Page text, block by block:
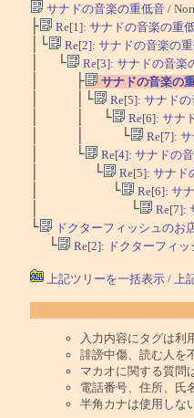
サナドの音楽の重低音/
├ Re[1]: サナドの音楽の重
│└ Re[2]: サナドの音楽の
│ └ Re[3]: サナドの音楽
│ ├ サナドの音楽の
│ │└ Re[5]: サナド
│ │ └ Re[6]: サナ
│ │ └ Re[7]:
│ └ Re[4]: サナドの
│ └ Re[5]: サナド
│ └ Re[6]: サ
│ └ Re[7]:
└ ドクターフィッシュのお
└ Re[2]: ドクターフィッ
上記ツリーを一括表示/ 上
入力内容にタグは利
誹謗中傷、読む人を
マカオに関する質問
電話番号、住所、氏
半角カナは使用しな